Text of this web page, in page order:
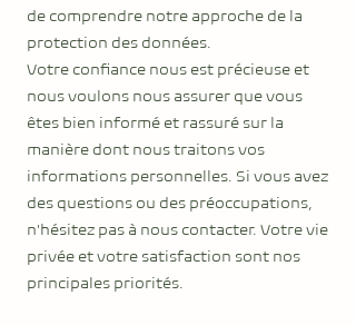
de comprendre notre approche de la
protection des données.
Votre confiance nous est précieuse et
nous voulons nous assurer que vous
êtes bien informé et rassuré sur la
manière dont nous traitons vos
informations personnelles. Si vous avez
des questions ou des préoccupations,
n'hésitez pas à nous contacter. Votre vie
privée et votre satisfaction sont nos
principales priorités.